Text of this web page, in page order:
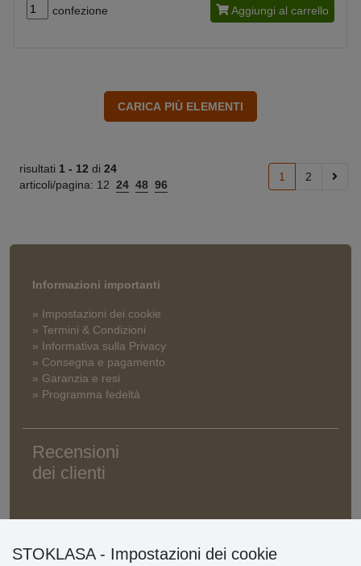
confezione Aggiungi al carrello
risultati 1 - 12 di 24
articoli/pagina: 12 24 48 96
1 2
Informazioni importanti
» Impostazioni dei cookie
» Termini & Condizioni
» Informativa sulla Privacy
» Consegna e pagamento
» Garanzia e resi
» Programma fedeltà
Recensioni
dei clienti
STOKLASA - Impostazioni dei cookie